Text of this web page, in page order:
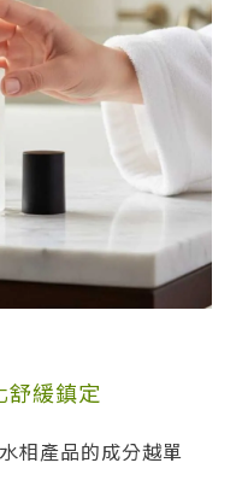
緩鎮定
相產品的成分越單